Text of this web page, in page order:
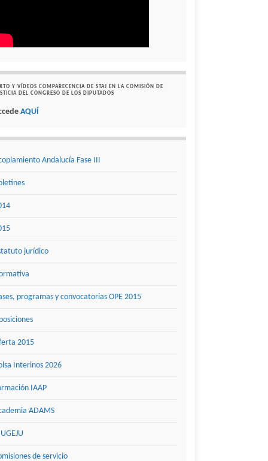
Y VÍDEOS COMPARECENCIA DE STAJ EN LA COMISIÓN DE
DEL CONGRESO DE LOS DIPUTADOS
AQUÍ
Andalucía Fase III
jurídico
programas y convocatorias OPE 2015
2015
Interinos 2026
IAAP
ADAMS
de servicio